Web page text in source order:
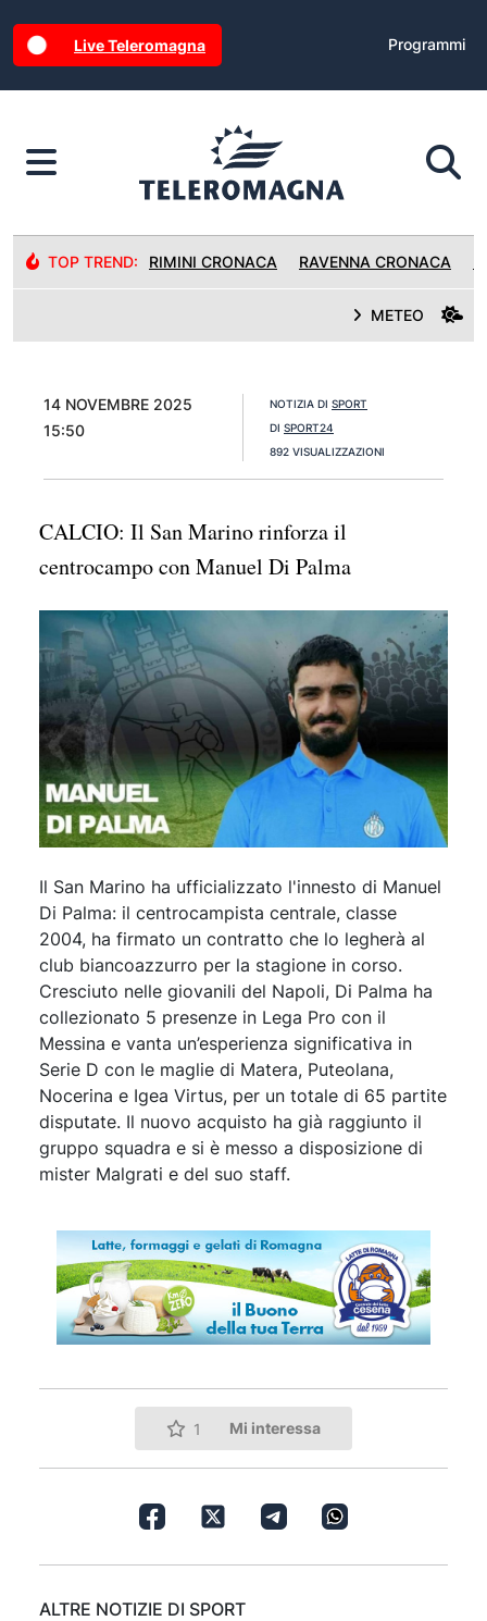
Live Teleromagna Programmi
TOP TREND: RIMINI CRONACA RAVENNA CRONACA
METEO
14 NOVEMBRE 2025
15:50
NOTIZIA DI SPORT
DI SPORT24
892 VISUALIZZAZIONI
CALCIO: Il San Marino rinforza il
centrocampo con Manuel Di Palma
Il San Marino ha ufficializzato l'innesto di Manuel
Di Palma: il centrocampista centrale, classe
2004, ha firmato un contratto che lo legherà al
club biancoazzurro per la stagione in corso.
Cresciuto nelle giovanili del Napoli, Di Palma ha
collezionato 5 presenze in Lega Pro con il
Messina e vanta un’esperienza significativa in
Serie D con le maglie di Matera, Puteolana,
Nocerina e Igea Virtus, per un totale di 65 partite
disputate. Il nuovo acquisto ha già raggiunto il
gruppo squadra e si è messo a disposizione di
mister Malgrati e del suo staff.
1 Mi interessa
ALTRE NOTIZIE DI SPORT